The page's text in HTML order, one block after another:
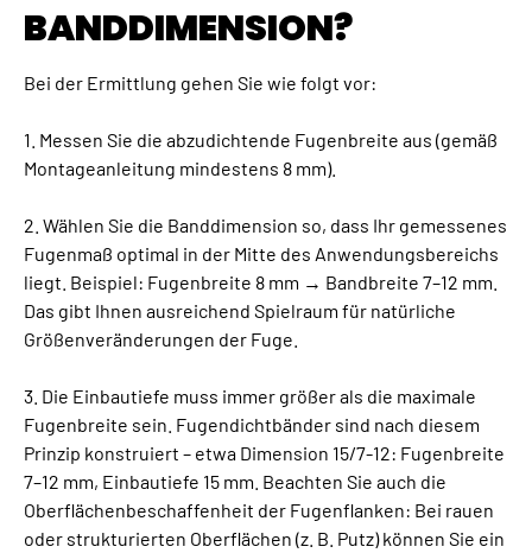
BANDDIMENSION?
Bei der Ermittlung gehen Sie wie folgt vor:
1. Messen Sie die abzudichtende Fugenbreite aus (gemäß
Montageanleitung mindestens 8 mm).
2. Wählen Sie die Banddimension so, dass Ihr gemessenes
Fugenmaß optimal in der Mitte des Anwendungsbereichs
liegt. Beispiel: Fugenbreite 8 mm → Bandbreite 7–12 mm.
Das gibt Ihnen ausreichend Spielraum für natürliche
Größenveränderungen der Fuge.
3. Die Einbautiefe muss immer größer als die maximale
Fugenbreite sein. Fugendichtbänder sind nach diesem
Prinzip konstruiert – etwa Dimension 15/7-12: Fugenbreite
7–12 mm, Einbautiefe 15 mm. Beachten Sie auch die
Oberflächenbeschaffenheit der Fugenflanken: Bei rauen
oder strukturierten Oberflächen (z. B. Putz) können Sie ein